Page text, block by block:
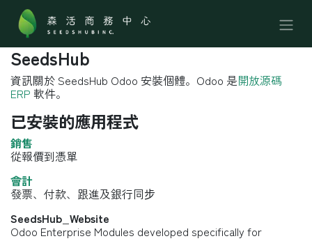
跳至內容
SeedsHub
資訊關於 SeedsHub Odoo 安裝個體。Odoo 是開放源碼
ERP 軟件。
已安裝的應用程式
銷售
從報價到憑單
會計
發票、付款、跟進及銀行同步
SeedsHub_Website
Odoo Enterprise Modules developed specifically for